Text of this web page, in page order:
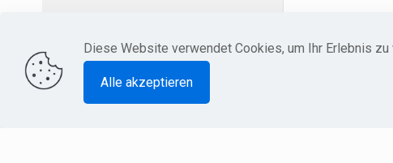
Diese Website verwendet Cookies, um Ihr Erlebnis
Alle akzeptieren